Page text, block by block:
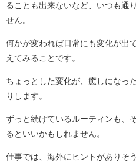
ることも出来ないなど、いつも通
せん。
何かが変われば日常にも変化が出
えてみることです。
ちょっとした変化が、癒しになっ
りします。
ずっと続けているルーティンも、
るといいかもしれません。
仕事では、海外にヒントがありそう